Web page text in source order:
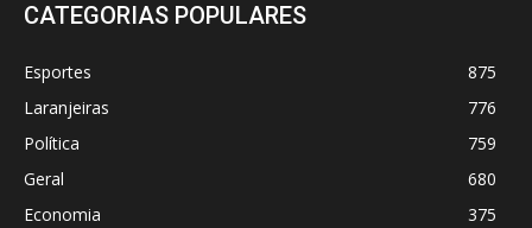
CATEGORIAS POPULARES
Esportes
875
Laranjeiras
776
Política
759
Geral
680
Economia
375